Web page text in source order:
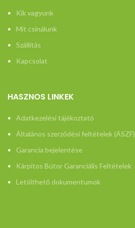
Kik vagyunk
Mit csinálunk
Szállítás
Kapcsolat
HASZNOS LINKEK
Adatkezelési tájékoztató
Általános szerződési feltételek (ÁSZF)
Garancia bejelentése
Kárpitos Bútor Garanciális Feltételek
Letölthető dokumentumok